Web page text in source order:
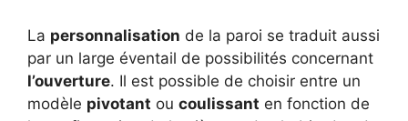
La personnalisation de la paroi se traduit aussi
par un large éventail de possibilités concernant
l’ouverture. Il est possible de choisir entre un
modèle pivotant ou coulissant en fonction de